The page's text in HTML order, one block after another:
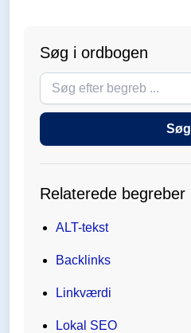
Søg i ordbogen
Søg
ordbogen
Søg
Relaterede begreber
ALT-tekst
Backlinks
Linkværdi
Lokal SEO